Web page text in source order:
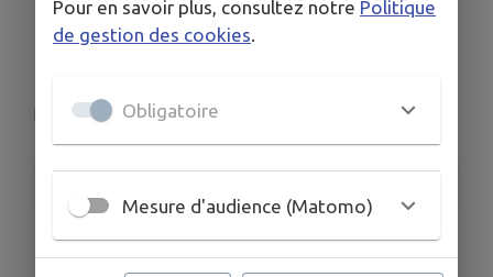
ton/ta pote à
Le Vieux-Marché
LIEU
Le Vieux-Marché
Pour en savoir plus, consultez notre Politique
de gestion des cookies.
Obligatoire
Mesure d'audience (Matomo)